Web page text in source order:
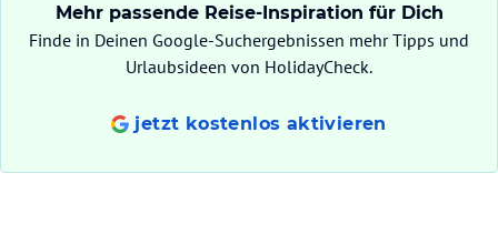
Mehr passende Reise-Inspiration für Dich
Finde in Deinen Google-Suchergebnissen mehr Tipps und
Urlaubsideen von HolidayCheck.
jetzt kostenlos aktivieren